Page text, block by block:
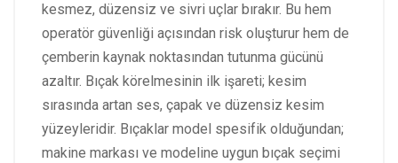
kesmez, düzensiz ve sivri uçlar bırakır. Bu hem
operatör güvenliği açısından risk oluşturur hem de
çemberin kaynak noktasından tutunma gücünü
azaltır. Bıçak körelmesinin ilk işareti; kesim
sırasında artan ses, çapak ve düzensiz kesim
yüzeyleridir. Bıçaklar model spesifik olduğundan;
makine markası ve modeline uygun bıçak seçimi